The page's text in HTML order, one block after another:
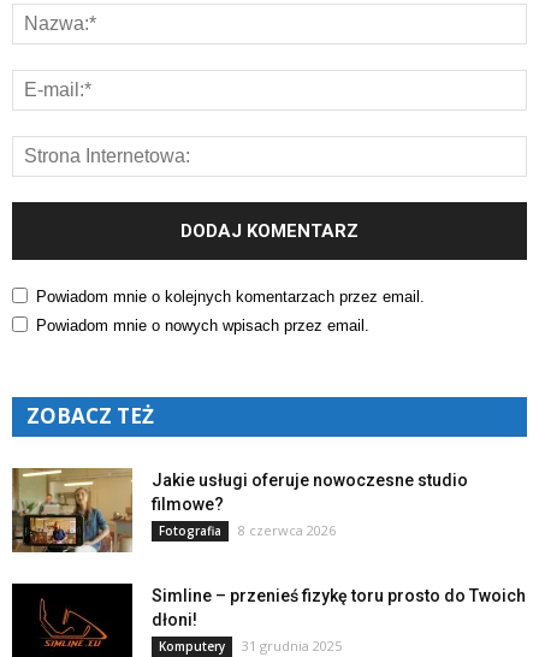
Powiadom mnie o kolejnych komentarzach przez email.
Powiadom mnie o nowych wpisach przez email.
ZOBACZ TEŻ
Jakie usługi oferuje nowoczesne studio
filmowe?
Fotografia 8 czerwca 2026
Simline – przenieś fizykę toru prosto do Twoich
dłoni!
Komputery 31 grudnia 2025